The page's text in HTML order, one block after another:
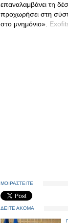
επαναλαμβάνει τη
προχωρήσει στη
στο μνημόνιο».
ΜΟΙΡΑΣΤΕΙΤΕ
ΔΕΙΤΕ ΑΚΟΜΑ